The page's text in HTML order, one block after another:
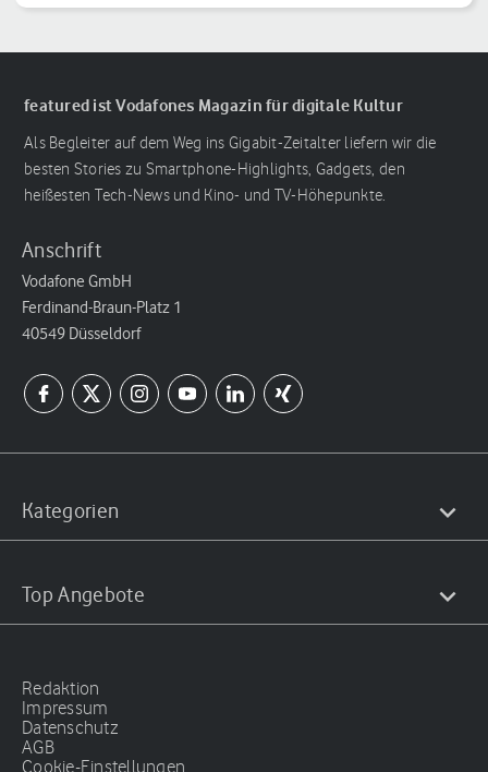
featured ist Vodafones Magazin für digitale Kultur
Als Begleiter auf dem Weg ins Gigabit-Zeitalter liefern wir die
besten Stories zu Smartphone-Highlights, Gadgets, den
heißesten Tech-News und Kino- und TV-Höhepunkte.
Anschrift
Vodafone GmbH
Ferdinand-Braun-Platz 1
40549 Düsseldorf
Kategorien
Top Angebote
Redaktion
Impressum
Datenschutz
AGB
Cookie-Einstellungen